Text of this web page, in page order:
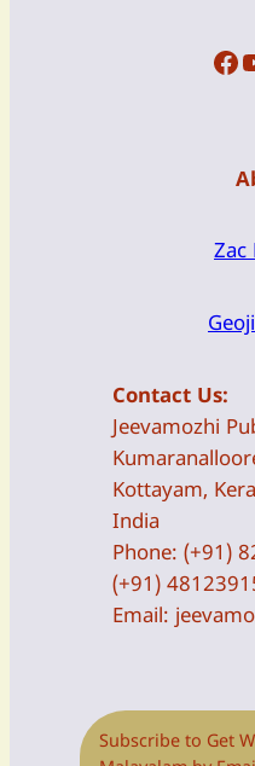
Facebook Youtube
Zac
Contact Us:
Jeevamozhi
Kottayam,
India
Phone: (+91)
(+91)
Email:
Subscribe to Get